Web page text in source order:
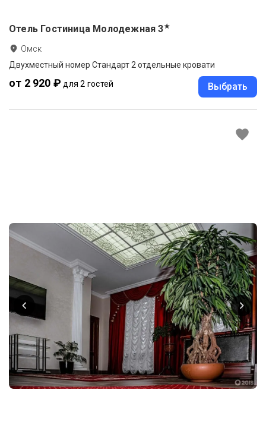
Отель Гостиница Молодежная 3★
Омск
Двухместный номер Стандарт 2 отдельные кровати
от 2 920 ₽ для 2 гостей Выбрать